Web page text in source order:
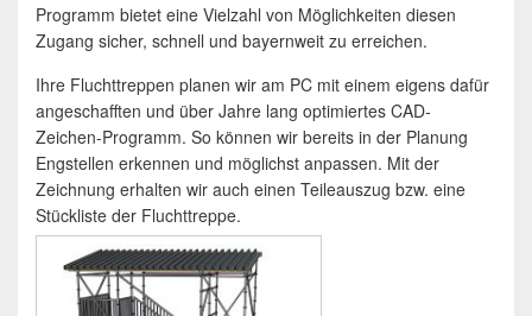
Programm bietet eine Vielzahl von Möglichkeiten diesen
Zugang sicher, schnell und bayernweit zu erreichen.
Ihre Fluchttreppen planen wir am PC mit einem eigens dafür
angeschafften und über Jahre lang optimiertes CAD-
Zeichen-Programm. So können wir bereits in der Planung
Engstellen erkennen und möglichst anpassen. Mit der
Zeichnung erhalten wir auch einen Teileauszug bzw. eine
Stückliste der Fluchttreppe.